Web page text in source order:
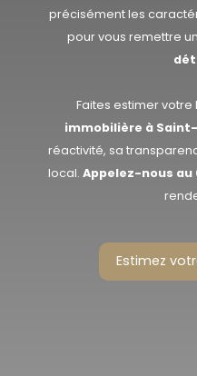
précisément les
pour vous remettre
Faites estimer votre
immobilière à
réactivité, sa
local. Appelez-nous au
Estimez